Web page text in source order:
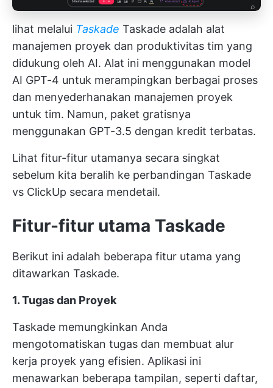
lihat melalui Taskade Taskade adalah alat
manajemen proyek dan produktivitas tim yang
didukung oleh AI. Alat ini menggunakan model
AI GPT-4 untuk merampingkan berbagai proses
dan menyederhanakan manajemen proyek
untuk tim. Namun, paket gratisnya
menggunakan GPT-3.5 dengan kredit terbatas.
Lihat fitur-fitur utamanya secara singkat
sebelum kita beralih ke perbandingan Taskade
vs ClickUp secara mendetail.
Fitur-fitur utama Taskade
Berikut ini adalah beberapa fitur utama yang
ditawarkan Taskade.
1. Tugas dan Proyek
Taskade memungkinkan Anda
mengotomatiskan tugas dan membuat alur
kerja proyek yang efisien. Aplikasi ini
menawarkan beberapa tampilan, seperti daftar,